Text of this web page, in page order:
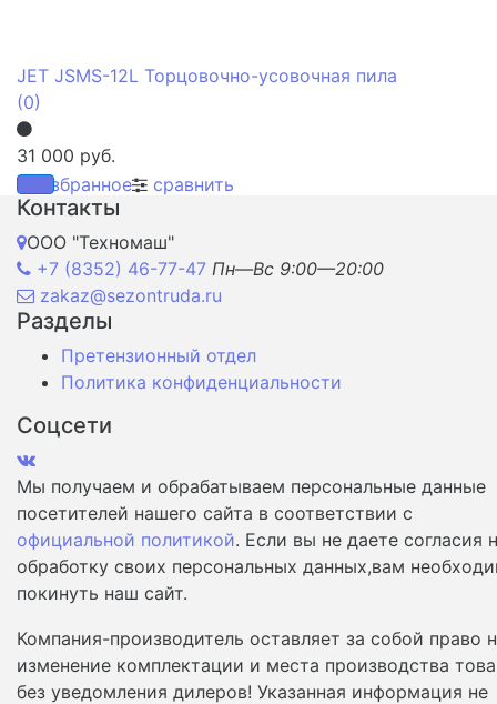
избранное сравнить
JET JSMS-12L Торцовочно-усовочная пила
(0)
31 000 руб.
Контакты
ООО "Техномаш"
+7 (8352) 46-77-47 Пн—Вс 9:00—20:00
zakaz@sezontruda.ru
Разделы
Претензионный отдел
Политика конфиденциальности
Соцсети
Мы получаем и обрабатываем персональные данные
посетителей нашего сайта в соответствии с
официальной политикой. Если вы не даете согласия
обработку своих персональных данных,вам
покинуть наш сайт.
Компания-производитель оставляет за собой право
изменение комплектации и места производства
без уведомления дилеров! Указанная информация не